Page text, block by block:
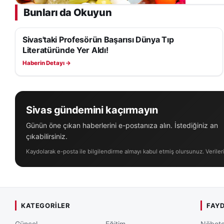
Bunları da Okuyun
SAĞLIK
Sivas'taki Profesörün Başarısı Dünya Tıp
Literatüründe Yer Aldı!
Haberin Detayı →
Sivas gündemini kaçırmayın
Günün öne çıkan haberlerini e-postanıza alın. İstediğiniz an
çıkabilirsiniz.
Kaydolarak e-posta ile bilgilendirme almayı kabul etmiş olursunuz.
KATEGORILER